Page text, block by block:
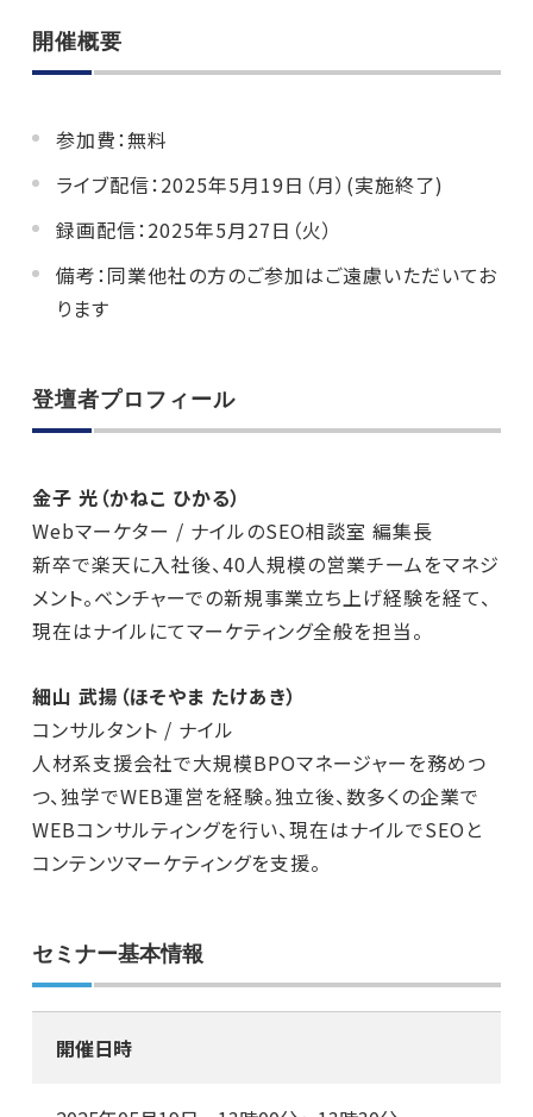
開催概要
参加費：無料
ライブ配信：2025年5月19日（月）(実施終了)
録画配信：2025年5月27日（火）
備考：同業他社の方のご参加はご遠慮いただいてお
ります
登壇者プロフィール
金子 光（かねこ ひかる）
Webマーケター / ナイルのSEO相談室 編集長
新卒で楽天に入社後、40人規模の営業チームをマネジ
メント。ベンチャーでの新規事業立ち上げ経験を経て、
現在はナイルにてマーケティング全般を担当。
細山 武揚（ほそやま たけあき）
コンサルタント / ナイル
人材系支援会社で大規模BPOマネージャーを務めつ
つ、独学でWEB運営を経験。独立後、数多くの企業で
WEBコンサルティングを行い、現在はナイルでSEOと
コンテンツマーケティングを支援。
セミナー基本情報
開催日時